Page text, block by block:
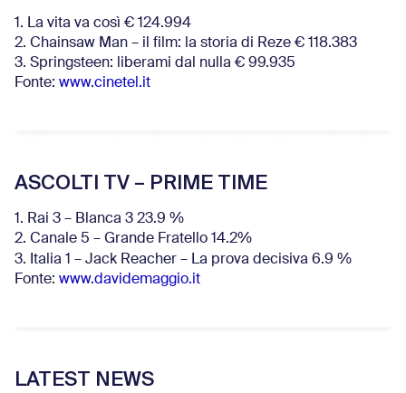
1. La vita va così € 124.994
2. Chainsaw Man – il film: la storia di Reze € 118.383
3. Springsteen: liberami dal nulla € 99.935
Fonte: www.cinetel.it
ASCOLTI TV – PRIME TIME
1. Rai 3 – Blanca 3 23.9 %
2. Canale 5 – Grande Fratello 14.2%
3. Italia 1 – Jack Reacher – La prova decisiva 6.9 %
Fonte: www.davidemaggio.it
LATEST NEWS